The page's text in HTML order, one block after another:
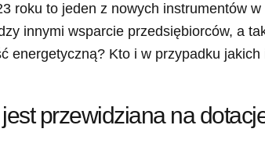
roku to jeden z nowych instrumentów
innymi wsparcie przedsiębiorców, a
energetyczną? Kto i w przypadku
przewidziana na